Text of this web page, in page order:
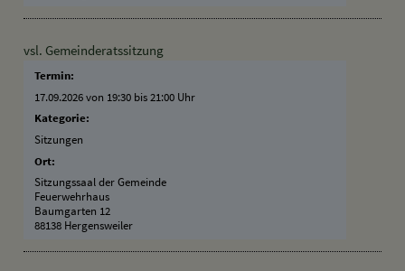
vsl. Gemeinderatssitzung
Termin:
17.09.2026 von 19:30 bis 21:00 Uhr
Kategorie:
Sitzungen
Ort:
Sitzungssaal der Gemeinde
Feuerwehrhaus
Baumgarten 12
88138 Hergensweiler